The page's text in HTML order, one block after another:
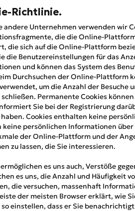
Richtlinie.
andere Unternehmen verwenden wir
die die Online-
die sich auf die Online-Plattform
die Benutzereinstellungen für das
und können das System des
Durchsuchen der Online-Plattform
um die Anzahl der Besuche
schließen. Permanente Cookies
Sie bei der Registrierung
Cookies enthalten keine
keine persönlichen Informationen
der Online-Plattform und der
zu lassen, die Sie interessieren.
es uns auch, Verstöße
es uns, die Anzahl und Häufigkeit
die versuchen, massenhaft
der meisten Browser erklärt, wie
so einstellen, dass er Sie